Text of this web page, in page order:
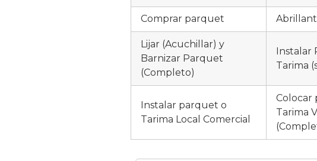
Comprar parquet
Lijar (Acuchillar) y
Barnizar Parquet
(Completo)
Instalar
Tarima
Instalar parquet o
Tarima Local Comercial
Colocar
Tarima